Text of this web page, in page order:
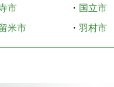
市 ・ 国立市
米市 ・ 羽村市